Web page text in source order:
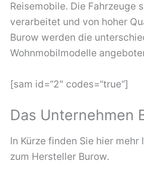
Reisemobile. Die Fahrzeuge
verarbeitet und von hoher
Burow werden die
Wohnmobilmodelle
[sam id=“2″ codes=“true“]
Das Unternehmen
In Kürze finden Sie hier mehr
zum Hersteller Burow.